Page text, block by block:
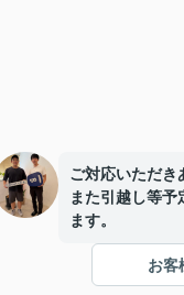
ご対応いただき
また引越し等予
ます。
お客